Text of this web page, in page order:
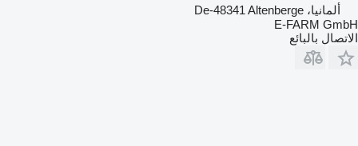
ألمانيا، De-48341 Altenberge
E-FARM GmbH
الاتصال بالبائع